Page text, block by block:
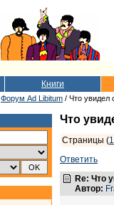
Книги
Форум Ad Libitum / Что увидел
Что
Страницы (1
Ответить
Re: Что
Автор: